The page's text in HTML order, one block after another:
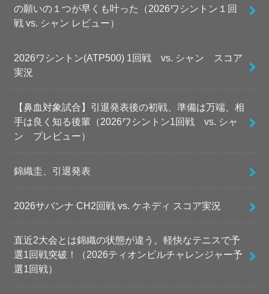
の願いの１つが早くも叶った（2026ワシントン１回
戦 vs. シャン レビュー）
2026ワシントン(ATP500) 1回戦 vs. シャン スコア
実況
【鼻血対象試合】引退発表後の初戦、準備は万端、相
手は良く知る後輩（2026ワシントン1回戦 vs. シャ
ン プレビュー）
錦織圭、引退発表
2026サバンナ CH2回戦 vs. ケネディ スコア実況
直近2大会とは錦織の状態が違う。軽快なテニスで予
選1回戦突破！（2026ティオンビルチャレンジャー予
選1回戦）